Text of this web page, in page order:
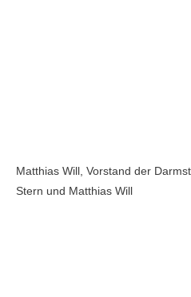
Matthias Will, Vorstand der
Stern und Matthias Will